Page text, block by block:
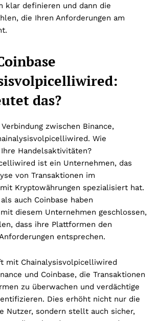
klar definieren und dann die
die Ihren Anforderungen am
das?
zwischen Binance,
Wie
Handelsaktivitäten?
ist ein Unternehmen, das
von Transaktionen im
Kryptowährungen spezialisiert hat.
auch Coinbase haben
diesem Unternehmen geschlossen,
dass ihre Plattformen den
entsprechen.
mit Chainalysisvolpicelliwired
und Coinbase, die Transaktionen
zu überwachen und verdächtige
Dies erhöht nicht nur die
Nutzer, sondern stellt auch sicher,